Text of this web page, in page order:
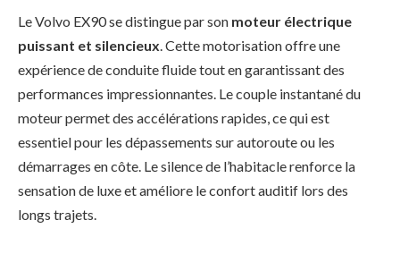
Le Volvo EX90 se distingue par son moteur électrique
puissant et silencieux . Cette motorisation offre une
expérience de conduite fluide tout en garantissant des
performances impressionnantes. Le couple instantané du
moteur permet des accélérations rapides, ce qui est
essentiel pour les dépassements sur autoroute ou les
démarrages en côte. Le silence de l’habitacle renforce la
sensation de luxe et améliore le confort auditif lors des
longs trajets.